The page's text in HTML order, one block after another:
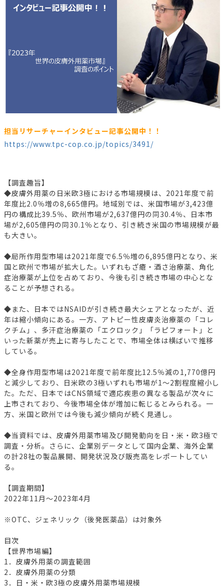
担当リサーチャーインタビュー記事公開中！！
https://www.tpc-cop.co.jp/topics/3491/
【調査趣旨】
◆皮膚外用薬の日米欧3極における市場規模は、2021年度で前
年度比2.0％増の8,665億円。地域別では、米国市場が3,423億
円の構成比39.5％、欧州市場が2,637億円の同30.4％、日本市
場が2,605億円の同30.1％となり、引き続き米国の市場規模が最
も大きい。
◆局所作用型市場は2021年度で6.5％増の6,895億円となり、米
国と欧州で市場が拡大した。いずれもざ瘡・酒さ治療薬、角化
症治療薬が上位を占めており、今後も引き続き市場の中心とな
ることが予想される。
◆また、日本ではNSAIDが引き続き最大シェアとなったが、近
年は縮小傾向にある。一方、アトピー性皮膚炎治療薬の「コレ
クチム」、多汗症治療薬の「エクロック」「ラピフォート」と
いった新薬が売上に寄与したことで、市場全体は横ばいで推移
している。
◆全身作用型市場は2021年度で前年度比12.5％減の1,770億円
と減少しており、日米欧の3極いずれも市場が1～2割程度縮小し
た。ただ、日本ではCNS領域で適応疾患の異なる製品が次々に
上市されており、今後市場全体が増加に転じるとみられる。一
方、米国と欧州では今後も減少傾向が続く見通し。
◆当資料では、皮膚外用薬市場及び開発動向を日・米・欧3極で
調査・分析。さらに、企業別データとして国内企業、海外企業
の計28社の製品展開、開発状況及び販売高をレポートしてい
る。
【調査期間】
2022年11月～2023年4月
※OTC、ジェネリック（後発医薬品）は対象外
目次
【世界市場編】
1．皮膚外用薬の調査範囲
2．皮膚外用薬の分類
3．日・米・欧3極の皮膚外用薬市場規模